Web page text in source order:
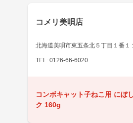
コメリ美唄店
北海道美唄市東五条北５丁目１番１
TEL: 0126-66-6020
コンボキャット子ねこ用 にぼ
ク 160g